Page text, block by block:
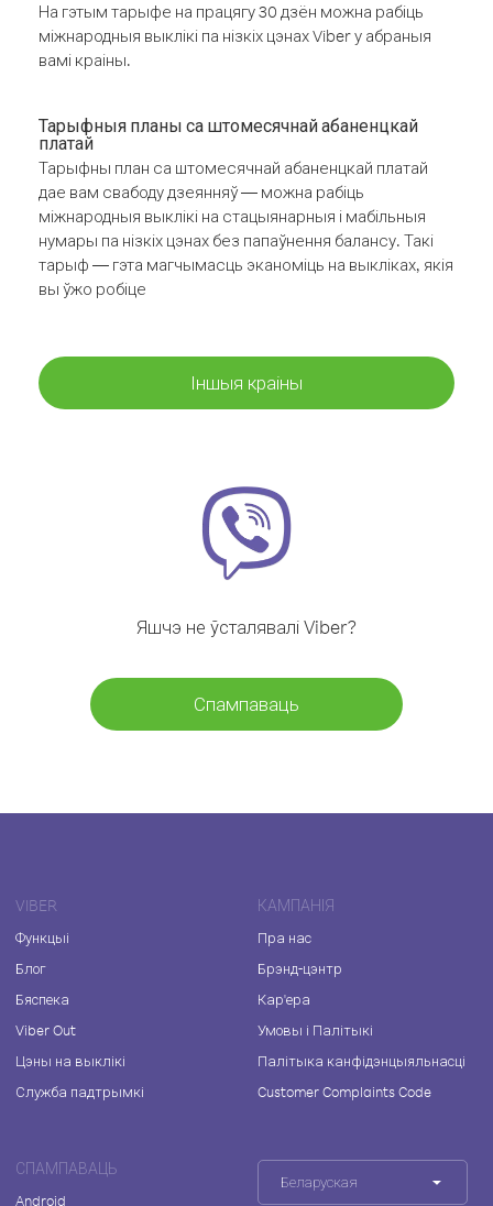
На гэтым тарыфе на працягу 30 дзён можна рабіць
міжнародныя выклікі па нізкіх цэнах Viber у абраныя
вамі краіны.
Тарыфныя планы са штомесячнай абаненцкай
платай
Тарыфны план са штомесячнай абаненцкай платай
дае вам свабоду дзеянняў — можна рабіць
міжнародныя выклікі на стацыянарныя і мабільныя
нумары па нізкіх цэнах без папаўнення балансу. Такі
тарыф — гэта магчымасць эканоміць на выкліках, якія
вы ўжо робіце
Іншыя краіны
Яшчэ не ўсталявалі Viber?
Спампаваць
VIBER
Функцыі
Блог
Бяспека
Viber Out
Цэны на выклікі
Служба падтрымкі
КАМПАНІЯ
Пра нас
Брэнд-цэнтр
Кар'ера
Умовы і Палітыкі
Палітыка канфідэнцыяльнасці
Customer Complaints Code
СПАМПАВАЦЬ
Android
Беларуская